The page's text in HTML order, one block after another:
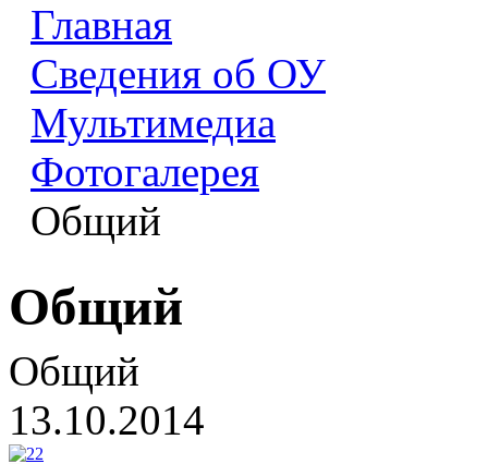
Главная
Сведения об ОУ
Мультимедиа
Фотогалерея
Общий
Общий
Общий
13.10.2014